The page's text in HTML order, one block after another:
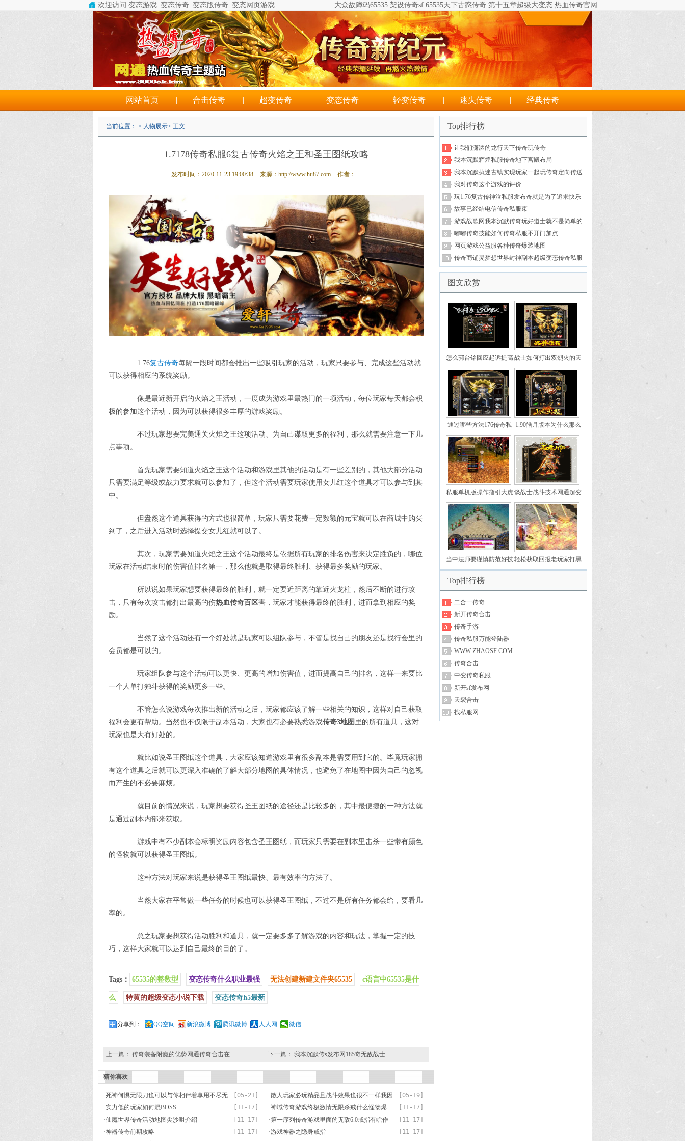
欢迎访问 变态游戏_变态传奇_变态版传奇_变态网页游戏 大众故障码65535 架设传奇sf 65535天下古惑传奇 第十五章超级大变态 热血传奇官网
网站首页 | 合击传奇 | 超变传奇 | 变态传奇 | 轻变传奇 | 迷失传奇 | 经典传奇
当前位置： > 人物展示> 正文
1.7178传奇私服6复古传奇火焰之王和圣王图纸攻略
发布时间：2020-11-23 19:00:38 来源：http://www.hu87.com 作者：
1.76复古传奇每隔一段时间都会推出一些吸引玩家的活动，玩家只要参与、完成这些活动就
可以获得相应的系统奖励。
像是最近新开启的火焰之王活动，一度成为游戏里最热门的一项活动，每位玩家每天都会积
极的参加这个活动，因为可以获得很多丰厚的游戏奖励。
不过玩家想要完美通关火焰之王这项活动、为自己谋取更多的福利，那么就需要注意一下几
点事项。
首先玩家需要知道火焰之王这个活动和游戏里其他的活动是有一些差别的，其他大部分活动
只需要满足等级或战力要求就可以参加了，但这个活动需要玩家使用女儿红这个道具才可以参与到其
中。
但盎然这个道具获得的方式也很简单，玩家只需要花费一定数额的元宝就可以在商城中购买
到了，之后进入活动时选择提交女儿红就可以了。
其次，玩家需要知道火焰之王这个活动最终是依据所有玩家的排名伤害来决定胜负的，哪位
玩家在活动结束时的伤害值排名第一，那么他就是取得最终胜利、获得最多奖励的玩家。
所以说如果玩家想要获得最终的胜利，就一定要近距离的靠近火龙柱，然后不断的进行攻
击，只有每次攻击都打出最高的伤热血传奇百区害，玩家才能获得最终的胜利，进而拿到相应的奖
励。
当然了这个活动还有一个好处就是玩家可以组队参与，不管是找自己的朋友还是找行会里的
会员都是可以的。
玩家组队参与这个活动可以更快、更高的增加伤害值，进而提高自己的排名，这样一来要比
一个人单打独斗获得的奖励更多一些。
不管怎么说游戏每次推出新的活动之后，玩家都应该了解一些相关的知识，这样对自己获取
福利会更有帮助。当然也不仅限于副本活动，大家也有必要熟悉游戏传奇3地图 里的所有道具，这对
玩家也是大有好处的。
就比如说圣王图纸这个道具，大家应该知道游戏里有很多副本是需要用到它的。毕竟玩家拥
有这个道具之后就可以更深入准确的了解大部分地图的具体情况，也避免了在地图中因为自己的忽视
而产生的不必要麻烦。
就目前的情况来说，玩家想要获得圣王图纸的途径还是比较多的，其中最便捷的一种方法就
是通过副本内部来获取。
游戏中有不少副本会标明奖励内容包含圣王图纸，而玩家只需要在副本里击杀一些带有颜色
的怪物就可以获得圣王图纸。
这种方法对玩家来说是获得圣王图纸最快、最有效率的方法了。
当然大家在平常做一些任务的时候也可以获得圣王图纸，不过不是所有任务都会给，要看几
率的。
总之玩家要想获得活动胜利和道具，就一定要多多了解游戏的内容和玩法，掌握一定的技
巧，这样大家就可以达到自己最终的目的了。
Tags： 65535的整数型 变态传奇什么职业最强 无法创建新建文件夹65535 c语言中65535是什
么 特黄的超级变态小说下载 变态传奇h5最新
分享到： QQ空间 新浪微博 腾讯微博 人人网 微信
上一篇： 传奇装备附魔的优势网通传奇合击在… 下一篇： 我本沉默传s发布网185奇无敌战士
猜你喜欢
[05-21]
·死神何惧无限刀也可以与你相伴着享用不尽无 [05-19]
·散人玩家必玩精品且战斗效果也很不一样我因
为
[11-17]
·实力低的玩家如何混BOSS [11-17]
·神域传奇游戏终极激情无限杀戒什么怪物爆
出？
[11-17]
·仙魔世界传奇活动地图尖沙咀介绍 [11-17]
·第一序列传奇游戏里面的无敌6.0戒指有啥作
用？
[11-17]
·神器传奇前期攻略 [11-17]
·游戏神器之隐身戒指
Top排行榜
让我们潇洒的龙行天下传奇玩传奇
我本沉默辉煌私服传奇地下宫殿布局
我本沉默执迷古镇实现玩家一起玩传奇定向传送
的脚超变态热血传奇本
我对传奇这个游戏的评价
玩1.76复古传神泣私服发布奇就是为了追求快乐
故事已经结电信传奇私服束
游戏战歌网我本沉默传奇玩好道士就不是简单的
事
嘟嘟传奇技能如何传奇私服不开门加点
网页游戏公益服各种传奇爆装地图
传奇商铺灵梦想世界封神副本超级变态传奇私服
图文欣赏
怎么郭台铭回应起诉提高
打怪经验值的累积
战士如何打出双烈火的天
裂版本暴击效果
通过哪些方法176传奇私
服发布增加职业暴击率
1.90皓月版本为什么那么
受到sd敢达ol私服大家的
喜爱
私服单机版操作指引大虎
啸传奇全
谈战士战斗技术网通超变
态传奇私服掌握释放招数
时机和走位技术
当中法师要谨慎防范好技
传奇私服合击版能的熟练
度
轻松获取回报老玩家打黑
176传奇私服发布狐王的
Top排行榜
二合一传奇
新开传奇合击
传奇手游
传奇私服万能登陆器
WWW ZHAOSF COM
传奇合击
中变传奇私服
新开sf发布网
天裂合击
找私服网